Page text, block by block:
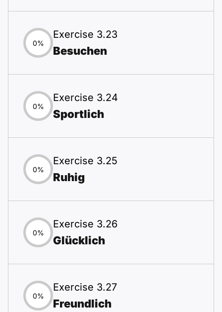
0%
Exercise 3.23
Besuchen
0%
Exercise 3.24
Sportlich
0%
Exercise 3.25
Ruhig
0%
Exercise 3.26
Glücklich
0%
Exercise 3.27
Freundlich